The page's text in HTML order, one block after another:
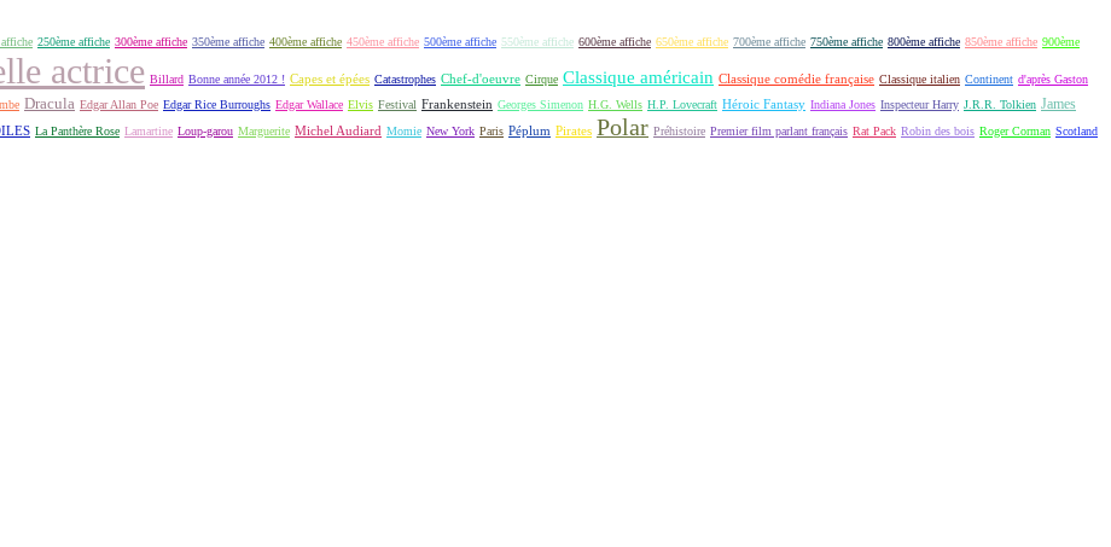
250ème affiche 300ème affiche 350ème affiche 400ème affiche 450ème affiche 500ème affiche 550ème affiche 600ème affiche 650ème affiche 700ème affiche 750ème affiche 800ème affiche 850ème affiche 900ème
actrice Billard Bonne année 2012 ! Capes et épées Catastrophes Chef-d'oeuvre Cirque Classique américain Classique comédie française Classique italien Continent d'après Gaston
Dracula Edgar Allan Poe Edgar Rice Burroughs Edgar Wallace Elvis Festival Frankenstein Georges Simenon H.G. Wells H.P. Lovecraft Héroic Fantasy Indiana Jones Inspecteur Harry J.R.R. Tolkien James
La Panthère Rose Lamartine Loup-garou Marguerite Michel Audiard Momie New York Paris Péplum Pirates Polar Préhistoire Premier film parlant français Rat Pack Robin des bois Roger Corman Scotland